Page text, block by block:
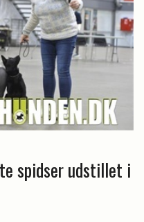
spidser udstillet i